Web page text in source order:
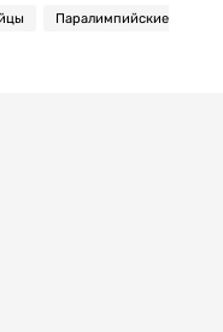
Паралимпийские